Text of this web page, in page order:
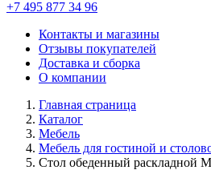
+7 495 877 34 96
Контакты и магазины
Отзывы покупателей
Доставка и сборка
О компании
Главная страница
Каталог
Мебель
Мебель для гостиной и
Стол обеденный раскладной